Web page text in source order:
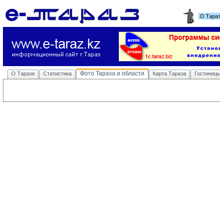
О
О Таразе Статистика Фото Тараза и области Карта Тараза